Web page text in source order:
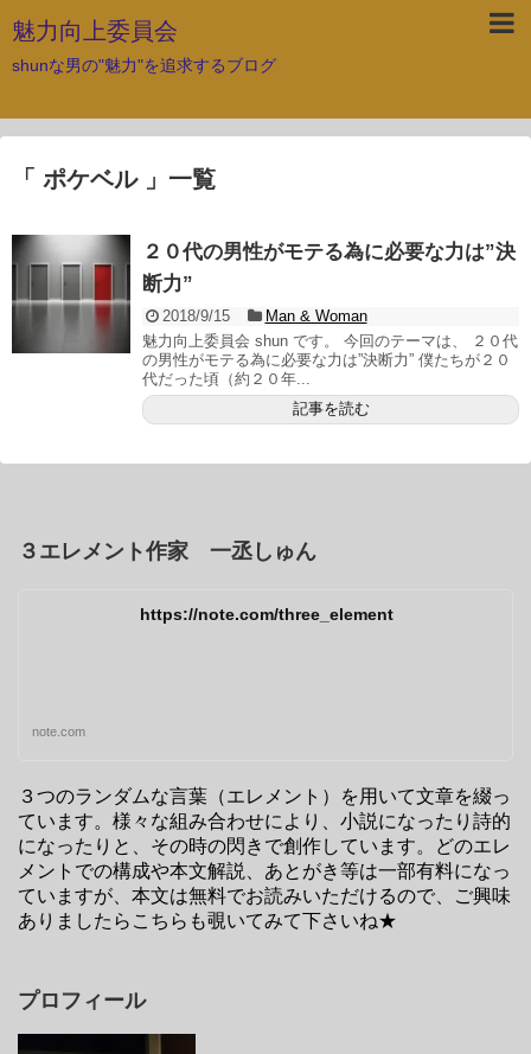
魅力向上委員会
shunな男の"魅力"を追求するブログ
「 ポケベル 」一覧
２０代の男性がモテる為に必要な力は”決
断力”
2018/9/15
Man & Woman
魅力向上委員会 shun です。 今回のテーマは、 ２０代
の男性がモテる為に必要な力は”決断力” 僕たちが２０
代だった頃（約２０年...
記事を読む
３エレメント作家 一丞しゅん
https://note.com/three_element
note.com
３つのランダムな言葉（エレメント）を用いて文章を綴っ
ています。様々な組み合わせにより、小説になったり詩的
になったりと、その時の閃きで創作しています。どのエレ
メントでの構成や本文解説、あとがき等は一部有料になっ
ていますが、本文は無料でお読みいただけるので、ご興味
ありましたらこちらも覗いてみて下さいね★
プロフィール